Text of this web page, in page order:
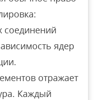
соединений
ядер
отражает
Каждый